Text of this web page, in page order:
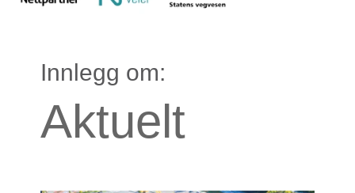
Innlegg om:
Aktuelt